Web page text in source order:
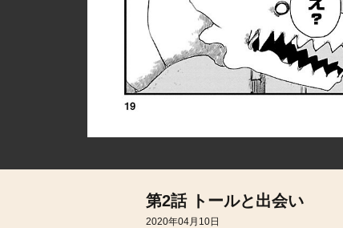
第2話 トールと出会い
2020年04月10日